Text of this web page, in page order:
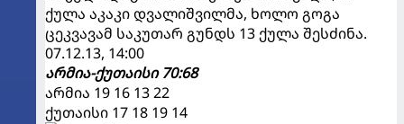
ქულა აკაკი დვალიშვილმა, ხოლო გოგა
ცეკვავამ საკუთარ გუნდს 13 ქულა შესძინა.
07.12.13, 14:00
არმია-ქუთაისი 70:68
არმია 19 16 13 22
ქუთაისი 17 18 19 14